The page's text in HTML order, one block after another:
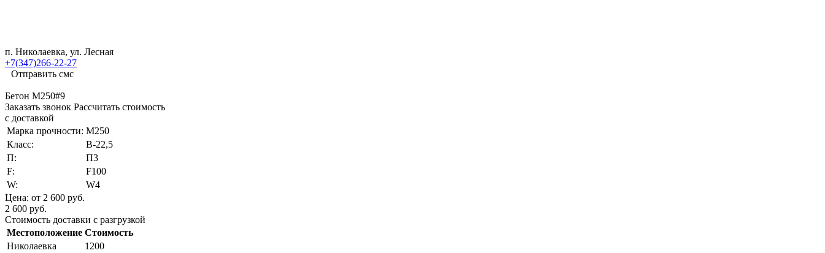
п. Николаевка, ул. Лесная
+7(347)266-22-27
Отправить смс
Бетон М250#9
Заказать звонок Рассчитать стоимость
с доставкой
Марка прочности: М250
Класс:
В-22,5
П:
П3
F:
F100
W:
W4
Цена: от 2 600 руб.
2 600 руб.
Стоимость доставки с разгрузкой
Местоположение Стоимость
Николаевка
1200